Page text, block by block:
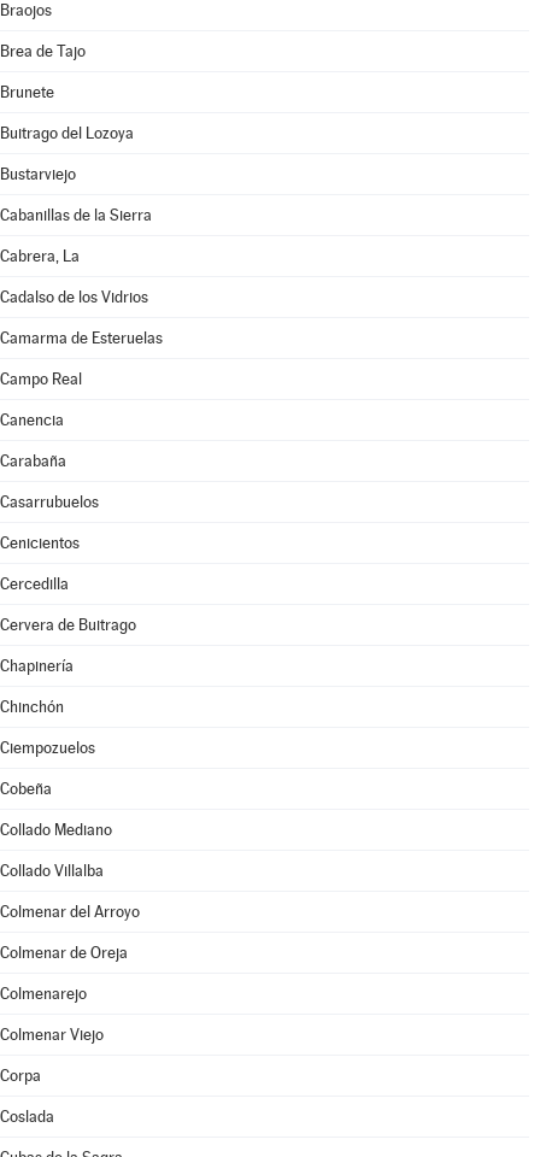
Braojos
Brea de Tajo
Brunete
Buitrago del Lozoya
Bustarviejo
Cabanillas de la Sierra
Cabrera, La
Cadalso de los Vidrios
Camarma de Esteruelas
Campo Real
Canencia
Carabaña
Casarrubuelos
Cenicientos
Cercedilla
Cervera de Buitrago
Chapinería
Chinchón
Ciempozuelos
Cobeña
Collado Mediano
Collado Villalba
Colmenar del Arroyo
Colmenar de Oreja
Colmenarejo
Colmenar Viejo
Corpa
Coslada